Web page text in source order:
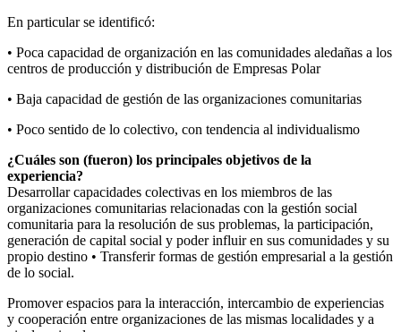
En particular se identificó:
• Poca capacidad de organización en las comunidades aledañas a los
centros de producción y distribución de Empresas Polar
• Baja capacidad de gestión de las organizaciones comunitarias
• Poco sentido de lo colectivo, con tendencia al individualismo
¿Cuáles son (fueron) los principales objetivos de la
experiencia?
Desarrollar capacidades colectivas en los miembros de las
organizaciones comunitarias relacionadas con la gestión social
comunitaria para la resolución de sus problemas, la participación,
generación de capital social y poder influir en sus comunidades y su
propio destino • Transferir formas de gestión empresarial a la gestión
de lo social.
Promover espacios para la interacción, intercambio de experiencias
y cooperación entre organizaciones de las mismas localidades y a